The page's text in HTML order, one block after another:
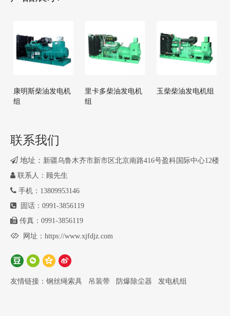
康明斯柴油发电机
组
里卡多柴油发电机
组
玉柴柴油发电机组
联系我们
 地址： 新疆乌鲁木齐市新市区北京南路416号盈科国际中心12楼
 联系人：顾先生
 手机：13809953146
 固话：0991-3856119
 传真：0991-3856119

网址： https://www.xjfdjz.com
友情链接： 钢丝绳索具 吊装带 防爆除尘器 发电机组